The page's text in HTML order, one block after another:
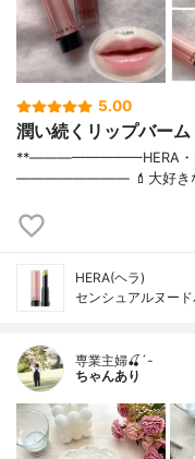
5.00
潤い続くリップバーム
**————————⁡HERA⁡・
————————⁡ ⁡⁡💄大好きな
HERA(ヘラ)
センシュアルヌー
専業主婦🍒´-
ちゃんあり